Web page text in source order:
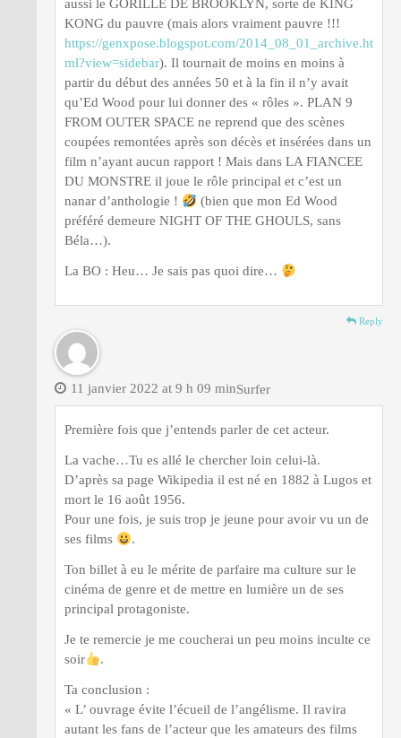
aussi le GORILLE DE BROOKLYN, sorte de KING
KONG du pauvre (mais alors vraiment pauvre !!!
https://genxpose.blogspot.com/2014_08_01_archive.ht
ml?view=sidebar). Il tournait de moins en moins à
partir du début des années 50 et à la fin il n’y avait
qu’Ed Wood pour lui donner des « rôles ». PLAN 9
FROM OUTER SPACE ne reprend que des scènes
coupées remontées après son décès et insérées dans un
film n’ayant aucun rapport ! Mais dans LA FIANCEE
DU MONSTRE il joue le rôle principal et c’est un
nanar d’anthologie !
(bien que mon Ed Wood
préféré demeure NIGHT OF THE GHOULS, sans
Béla…).
La BO : Heu… Je sais pas quoi dire…
Reply
Surfer
11 janvier 2022 at 9 h 09 min
Première fois que j’entends parler de cet acteur.
La vache…Tu es allé le chercher loin celui-là.
D’après sa page Wikipedia il est né en 1882 à Lugos et
mort le 16 août 1956.
Pour une fois, je suis trop je jeune pour avoir vu un de
ses films
.
Ton billet à eu le mérite de parfaire ma culture sur le
cinéma de genre et de mettre en lumière un de ses
principal protagoniste.
Je te remercie je me coucherai un peu moins inculte ce
soir
.
Ta conclusion :
« L’ ouvrage évite l’écueil de l’angélisme. Il ravira
autant les fans de l’acteur que les amateurs des films